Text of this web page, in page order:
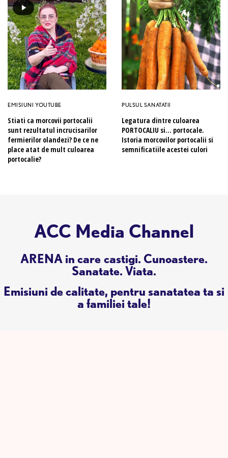
EMISIUNI YOUTUBE
Stiati ca morcovii portocalii
sunt rezultatul incrucisarilor
fermierilor olandezi? De ce ne
place atat de mult culoarea
portocalie?
PULSUL SANATATII
Legatura dintre culoarea
PORTOCALIU si… portocale.
Istoria morcovilor portocalii si
semnificatiile acestei culori
ACC Media Channel
ARENA in care castigi. Cunoastere.
Sanatate. Viata.
Emisiuni de calitate, pentru sanatatea ta si
a familiei tale!